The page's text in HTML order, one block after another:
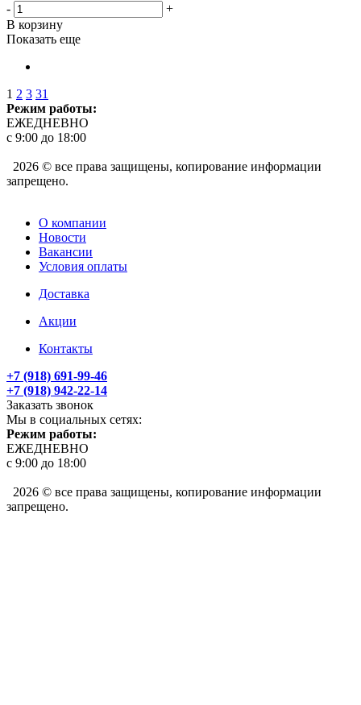
-
+
В корзину
Показать еще
1 2 3 31
Режим работы:
ЕЖЕДНЕВНО
с 9:00 до 18:00
2026 © все права защищены, копирование информации
запрещено.
О компании
Новости
Вакансии
Условия оплаты
Доставка
Акции
Контакты
+7 (918) 691-99-46
+7 (918) 942-22-14
Заказать звонок
Мы в социальных сетях:
Режим работы:
ЕЖЕДНЕВНО
с 9:00 до 18:00
2026 © все права защищены, копирование информации
запрещено.